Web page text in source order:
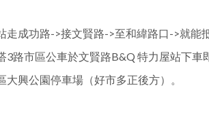
走成功路->接文賢路->至和緯路口->就能
3路市區公車於文賢路B&Q 特力屋站下車
大興公園停車場（好市多正後方）。